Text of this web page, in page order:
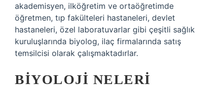
akademisyen, ilköğretim ve ortaöğretimde
öğretmen, tıp fakülteleri hastaneleri, devlet
hastaneleri, özel laboratuvarlar gibi çeşitli sağlık
kuruluşlarında biyolog, ilaç firmalarında satış
temsilcisi olarak çalışmaktadırlar.
BIYOLOJI NELERI